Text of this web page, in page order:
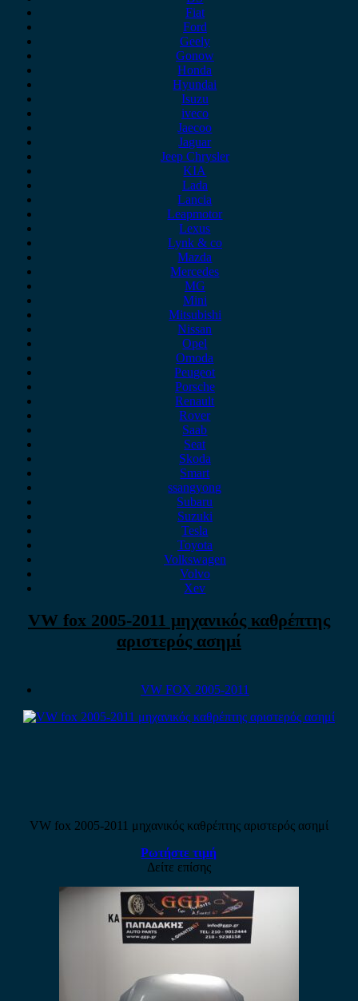
Fiat
Ford
Geely
Gonow
Honda
Hyundai
Isuzu
iveco
Jaecoo
Jaguar
Jeep Chrysler
KIA
Lada
Lancia
Leapmotor
Lexus
Lynk & co
Mazda
Mercedes
MG
Mini
Mitsubishi
Nissan
Opel
Omoda
Peugeot
Porsche
Renault
Rover
Saab
Seat
Skoda
Smart
ssangyong
Subaru
Suzuki
Tesla
Toyota
Volkswagen
Volvo
Xev
VW fox 2005-2011 μηχανικός καθρέπτης
αριστερός ασημί
VW FOX 2005-2011
VW fox 2005-2011 μηχανικός καθρέπτης αριστερός ασημί
Ρωτήστε τιμή
Δείτε επίσης